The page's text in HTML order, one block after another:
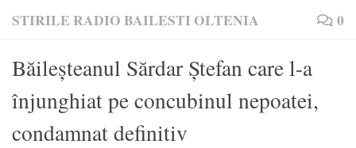
STIRILE RADIO BAILESTI OLTENIA 0
Băileşteanul Sărdar Ştefan care l-a
înjunghiat pe concubinul nepoatei,
condamnat definitiv